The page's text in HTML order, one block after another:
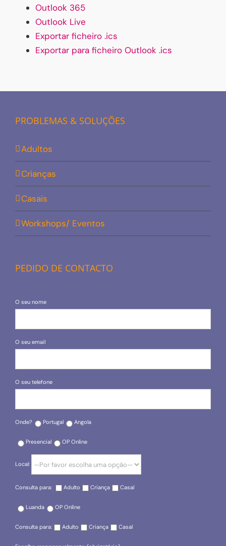
Outlook 365
Outlook Live
Exportar ficheiro .ics
Exportar para ficheiro Outlook .ics
PROBLEMAS & SOLUÇÕES
Adultos
Crianças
Casais
Workshops/ Eventos
PEDIDO DE CONTACTO
O seu nome
O seu email
O seu telefone
Onde? Portugal Angola
Presencial OP Online
Local:
Consulta para: Adulto Criança Casal
Luanda OP Online
Consulta para: Adulto Criança Casal